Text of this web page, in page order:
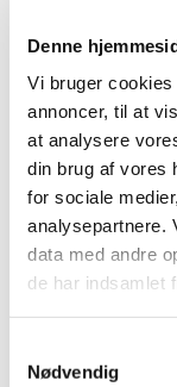
Denne
Vi bruger
annoncer, til at
at analysere
din brug af vores
for sociale
analysepartnere.
data med andre
de har indsamlet
Nødvendig
Tilskud til
2019
|10. december 2018|
Den 1. januar
medicinsk
Cetraxal
eller generelt
|30. november 2018|
ukonserveret